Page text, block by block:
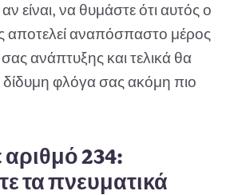
είναι, να θυμάστε ότι αυτός ο
αποτελεί αναπόσπαστο μέρος
ανάπτυξης και τελικά θα
δίδυμη φλόγα σας ακόμη πιο
234:
τα πνευματικά